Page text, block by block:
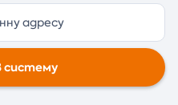
систему